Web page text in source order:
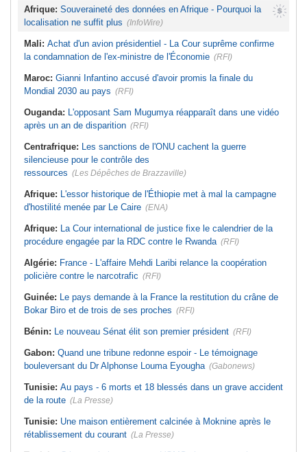
Afrique: Souveraineté des données en Afrique - Pourquoi la
localisation ne suffit plus (InfoWire)
Mali: Achat d'un avion présidentiel - La Cour suprême confirme
la condamnation de l'ex-ministre de l'Économie (RFI)
Maroc: Gianni Infantino accusé d'avoir promis la finale du
Mondial 2030 au pays (RFI)
Ouganda: L'opposant Sam Mugumya réapparaît dans une vidéo
après un an de disparition (RFI)
Centrafrique: Les sanctions de l'ONU cachent la guerre
silencieuse pour le contrôle des
ressources (Les Dépêches de Brazzaville)
Afrique: L'essor historique de l'Éthiopie met à mal la campagne
d'hostilité menée par Le Caire (ENA)
Afrique: La Cour international de justice fixe le calendrier de la
procédure engagée par la RDC contre le Rwanda (RFI)
Algérie: France - L'affaire Mehdi Laribi relance la coopération
policière contre le narcotrafic (RFI)
Guinée: Le pays demande à la France la restitution du crâne de
Bokar Biro et de trois de ses proches (RFI)
Bénin: Le nouveau Sénat élit son premier président (RFI)
Gabon: Quand une tribune redonne espoir - Le témoignage
bouleversant du Dr Alphonse Louma Eyougha (Gabonews)
Tunisie: Au pays - 6 morts et 18 blessés dans un grave accident
de la route (La Presse)
Tunisie: Une maison entièrement calcinée à Moknine après le
rétablissement du courant (La Presse)